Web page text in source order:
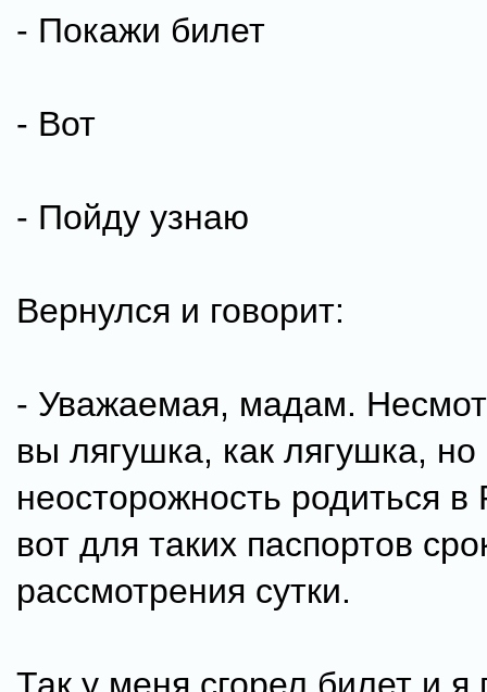
- Покажи билет
- Вот
- Пойду узнаю
Вернулся и говорит:
- Уважаемая, мадам.
вы лягушка, как лягушка,
неосторожность родиться в
вот для таких паспортов
рассмотрения сутки.